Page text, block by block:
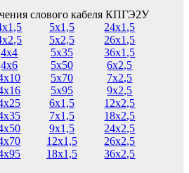
слового кабеля КПГЭ2У
4х4
4х6
5х1,5
5х2,5
5х35
5х50
5х70
5х95
6х1,5
7х1,5
9х1,5
12х1,5
18х1,5
24х1,5
26х1,5
36х1,5
6х2,5
7х2,5
9х2,5
12х2,5
18х2,5
24х2,5
26х2,5
36х2,5